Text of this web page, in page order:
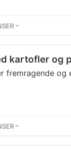
kartofler og
fremragende